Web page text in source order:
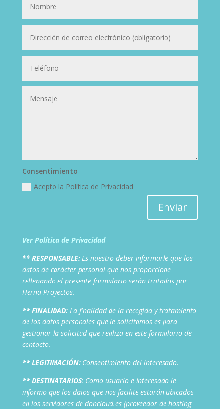
Consentimiento
Acepto la Política de Privacidad
Enviar
Ver Política de Privacidad
** RESPONSABLE:Es nuestro deber informarle que los
datos de carácter personal que nos proporcione
rellenando el presente formulario serán tratados por
Herna Proyectos.
** FINALIDAD:La finalidad de la recogida y tratamiento
de los datos personales que le solicitamos es para
gestionar la solicitud que realiza en este formulario de
contacto.
** LEGITIMACIÓN:Consentimiento del interesado.
** DESTINATARIOS:Como usuario e interesado le
informo que los datos que nos facilite estarán ubicados
en los servidores de doncloud.es (proveedor de hosting